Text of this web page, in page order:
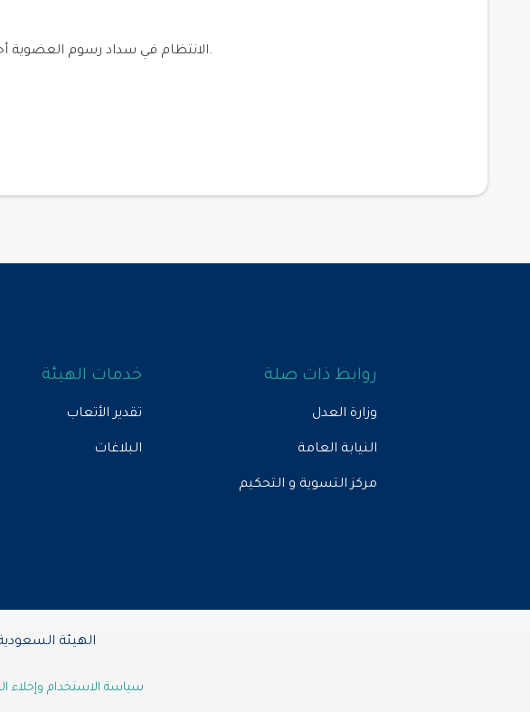
.الانتظام في سداد رسوم العضوية
روابط ذات صلة
وزارة العدل
النيابة العامة
مركز التسوية و التحكيم
خدمات الهيئة
تقدير الأتعاب
البلاغات
الهيئة
سياسة الاستخدام وإخلاء